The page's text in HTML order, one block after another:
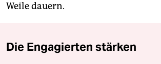
Weile dauern.
Die Engagierten stärken